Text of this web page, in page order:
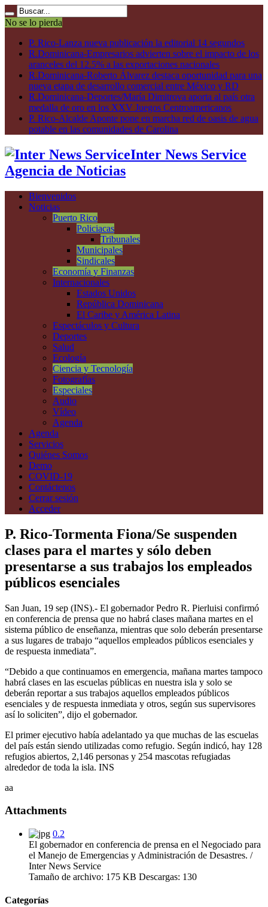
No se lo pierda
P. Rico-Lanza nueva publicación la editorial 14 segundos
R.Dominicana-Empresarios advierten sobre el impacto de los
aranceles del 12.5% a las exportaciones nacionales
R.Dominicana-Roberto Álvarez destaca oportunidad para una
nueva etapa de desarrollo comercial entre México y RD
R.Dominicana-Deportes/María Dimitrova aporta al país otra
medalla de oro en los XXV Juegos Centroamericanos
P. Rico-Alcalde Aponte pone en marcha red de oasis de agua
potable en las comunidades de Carolina
Inter News Service
Agencia de Noticias
Bienvenidos
Noticias
Puerto Rico
Policiacas
Tribunales
Municipales
Sindicales
Economía y Finanzas
Internacionales
Estados Unidos
República Dominicana
El Caribe y América Latina
Espectáculos y Cultura
Deportes
Salud
Ecología
Ciencia y Tecnología
Fotografías
Especiales
Audio
Vídeo
Agenda
Agenda
Servicios
Quiénes Somos
Demo
COVID-19
Contáctenos
Cerrar sesión
Acceder
P. Rico-Tormenta Fiona/Se suspenden
clases para el martes y sólo deben
presentarse a sus trabajos los empleados
públicos esenciales
San Juan, 19 sep (INS).- El gobernador Pedro R. Pierluisi confirmó
en conferencia de prensa que no habrá clases mañana martes en el
sistema público de enseñanza, mientras que solo deberán presentarse
a sus lugares de trabajo “aquellos empleados públicos esenciales y
de respuesta inmediata”.
“Debido a que continuamos en emergencia, mañana martes tampoco
habrá clases en las escuelas públicas en nuestra isla y solo se
deberán reportar a sus trabajos aquellos empleados públicos
esenciales y de respuesta inmediata y otros, según sus supervisores
así lo soliciten”, dijo el gobernador.
El primer ejecutivo había adelantado ya que muchas de las escuelas
del país están siendo utilizadas como refugio. Según indicó, hay 128
refugios abiertos, 2,146 personas y 254 mascotas refugiadas
alrededor de toda la isla. INS
aa
Attachments
0.2
El gobernador en conferencia de prensa en el Negociado para
el Manejo de Emergencias y Administración de Desastres. /
Inter News Service
Tamaño de archivo: 175 KB Descargas: 130
Categorías